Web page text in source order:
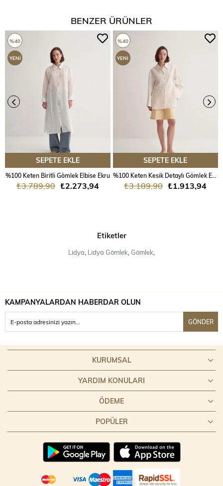
BENZER ÜRÜNLER
SEPETE EKLE
%100 Keten Biritli Gömlek Elbise Ekru
₺2.273,94
₺3.789,90
%40
YENI
SEPETE EKLE
%100 Keten Kesik Detaylı Gömlek Ekru
₺1.913,94
₺3.189,90
%40
YENI
Etiketler
Lidya Lidya Gömlek Gömlek
KAMPANYALARDAN HABERDAR OLUN
GÖNDER
KURUMSAL
YARDIM KONULARI
ÖDEME
POPÜLER